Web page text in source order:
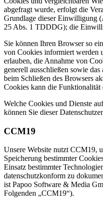
abgefragt wurde, erfolgt die
Grundlage dieser Einwilligung
25 Abs. 1 TDDDG); die
Sie können Ihren Browser so
von Cookies informiert werden
erlauben, die Annahme von
generell ausschließen sowie
beim Schließen des Browsers
Cookies kann die Funktionalität
Welche Cookies und Dienste
können Sie dieser
CCM19
Unsere Website nutzt CCM19,
Speicherung bestimmter
Einsatz bestimmter
datenschutzkonform zu
ist Papoo Software & Media
Folgenden „CCM19“).